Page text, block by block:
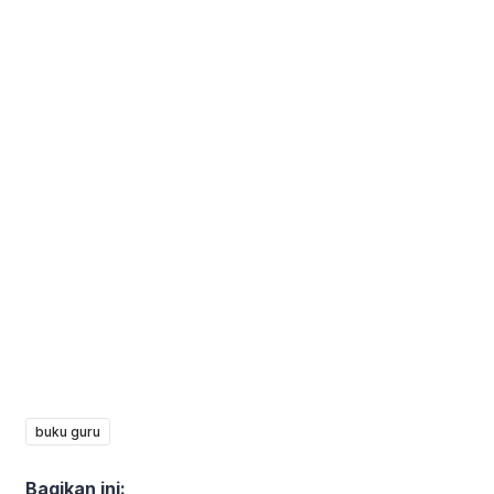
buku guru
Bagikan ini: